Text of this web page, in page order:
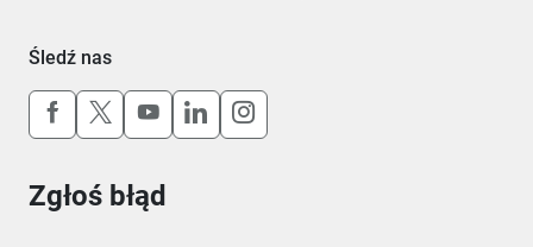
Śledź nas
Uwaga, link otworzy się w nowym oknie
Uwaga, link otworzy się w nowym oknie
Uwaga, link otworzy się w nowym
Uwaga, link otworzy się w
Uwaga, link otworzy się w
Zgłoś błąd